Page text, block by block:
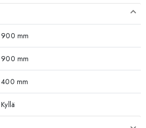
900 mm
900 mm
400 mm
Kyllä